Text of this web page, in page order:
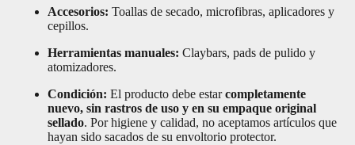
Buff and
CARPRO
DIY
Detail
Accesorios: Toallas de secado, microfibras, aplicadores y
cepillos.
Herramientas manuales: Claybars, pads de pulido y
atomizadores.
Condición: El producto debe estarcompletamente
nuevo, sin rastros de uso y en su empaque original
sellado. Por higiene y calidad, no aceptamos artículos que
hayan sido sacados de su envoltorio protector.